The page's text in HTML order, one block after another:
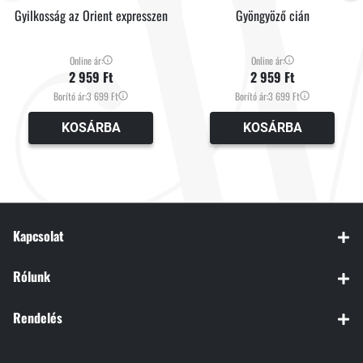
Gyilkosság az Orient expresszen
Online ár:
2 959 Ft
Borító ár:3 699 Ft
KOSÁRBA
Gyöngyöző cián
Online ár:
2 959 Ft
Borító ár:3 699 Ft
KOSÁRBA
Kapcsolat
Rólunk
Rendelés